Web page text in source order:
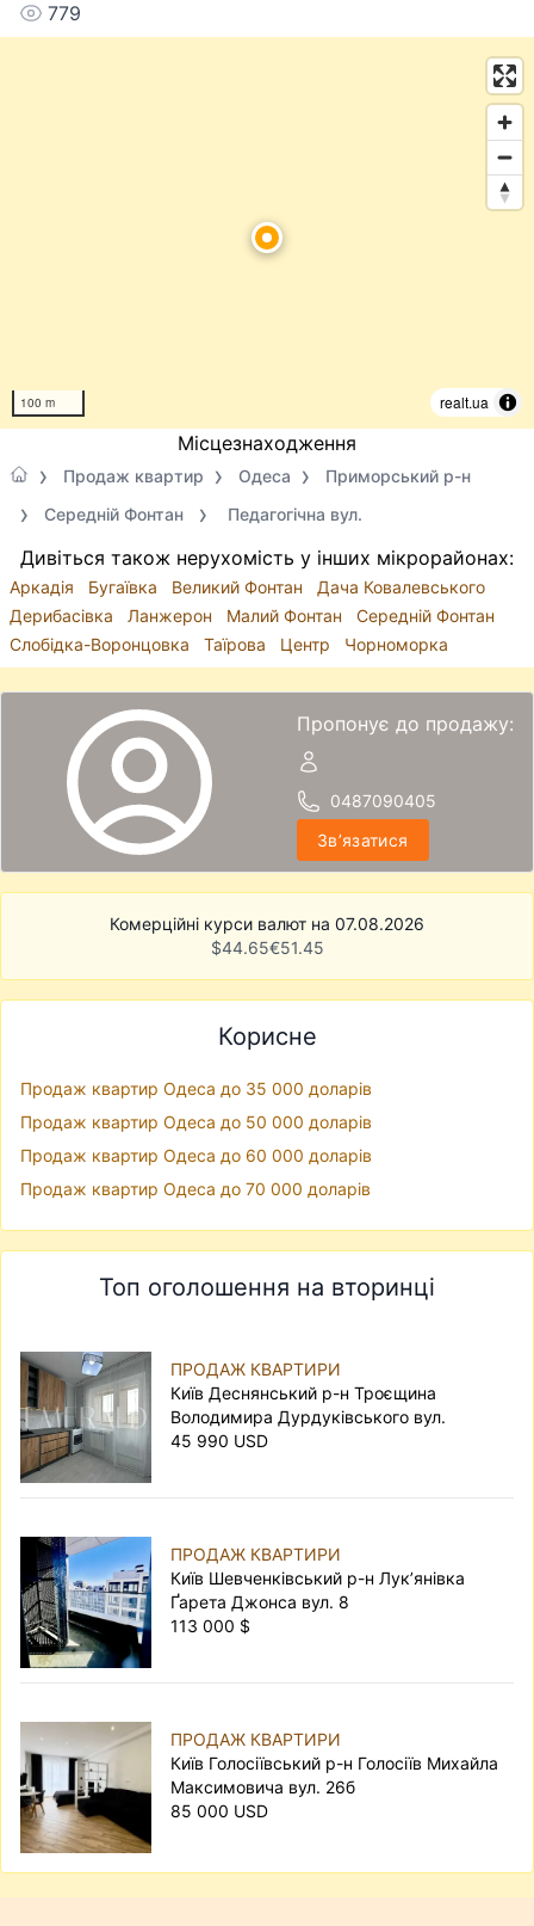
779
100 m realt.ua
Місцезнаходження
Продаж квартир Одеса
Приморський р-н
Середній Фонтан
Педагогічна вул.
Дивіться також нерухомість у інших мікрорайонах:
Аркадія Бугаївка Великий Фонтан
Дача Ковалевського
Дерибасівка
Ланжерон Малий Фонтан
Середній Фонтан
Слобідка-Воронцовка
Таїрова Центр Чорноморка
Пропонує до продажу:
0487090405
Звʼязатися
Комерційні курси валют на 07.08.2026
$44.65€51.45
Корисне
Продаж квартир Одеса до 35 000 доларів
Продаж квартир Одеса до 50 000 доларів
Продаж квартир Одеса до 60 000 доларів
Продаж квартир Одеса до 70 000 доларів
Топ оголошення на вторинці
ПРОДАЖ КВАРТИРИ
Київ Деснянський р-н Троєщина
Володимира Дурдуківського вул.
45 990 USD
ПРОДАЖ КВАРТИРИ
Київ Шевченківський р-н Лук’янівка
Ґарета Джонса вул. 8
113 000 $
ПРОДАЖ КВАРТИРИ
Київ Голосіївський р-н Голосіїв Михайла
Максимовича вул. 26б
85 000 USD